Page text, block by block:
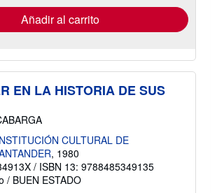
envío
Añadir al carrito
EN LA HISTORIA DE SUS
CULTURAL DE
, 1980
/ ISBN 13: 9788485349135
/ BUEN ESTADO